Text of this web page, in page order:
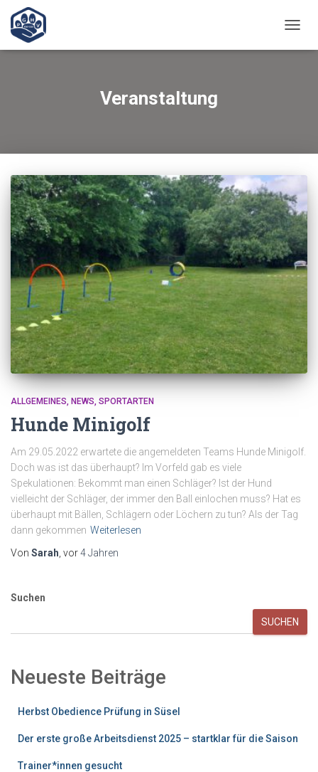
Veranstaltung
ALLGEMEINES NEWS SPORTARTEN
Hunde Minigolf
Am 29.05.2022 erwartete die angemeldeten Teams Hunde Minigolf.
Doch was ist das überhaupt? Im Vorfeld gab es viele
Spekulationen: Bekommt man einen Schläger? Ist der Hund
vielleicht der Schläger, der immer den Ball einlochen muss? Hat es
überhaupt mit Bällen, Schlägern oder Löchern zu tun? Als der Tag
dann gekommen Weiterlesen
Von Sarah , vor4 Jahren
Suchen
SUCHEN
Neueste Beiträge
Herbst Obedience Prüfung in Süsel
Der erste große Arbeitsdienst 2025 – startklar für die Saison
Trainer*innen gesucht